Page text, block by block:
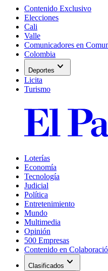
Contenido Exclusivo
Elecciones
Cali
Valle
Comunicadores en
Colombia
Deportes expand_more
Licita
Turismo
Loterías
Economía
Tecnología
Judicial
Política
Entretenimiento
Mundo
Multimedia
Opinión
500 Empresas
Contenido en
Clasificados expand_more